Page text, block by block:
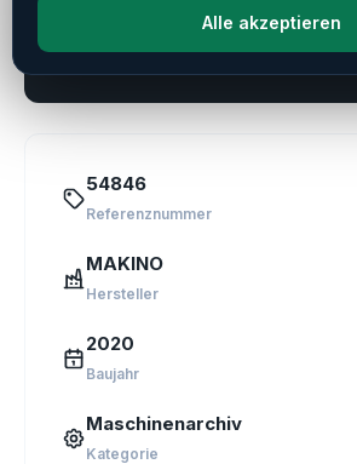
Direkte Beratung
54846
Referenznummer
MAKINO
Hersteller
2020
Baujahr
Maschinenarchiv
Kategorie
Alle akzeptieren